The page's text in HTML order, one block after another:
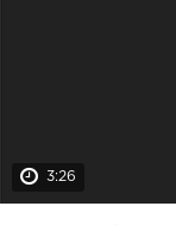
3:26